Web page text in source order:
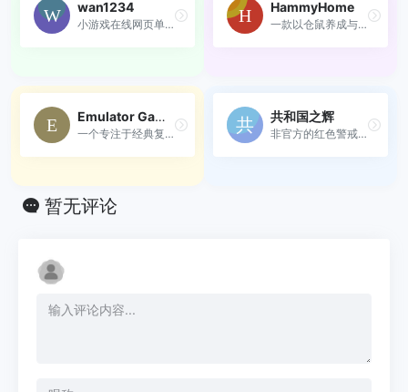
wan1234
小游戏在线网页单机小游戏
HammyHome
一款以仓鼠养成与家园装饰为...
Emulator Gamer
一个专注于经典复古游戏的在...
共和国之辉
非官方的红色警戒2重制版，用...
暂无评论